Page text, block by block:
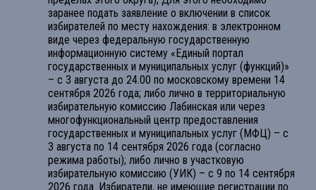
заранее подать заявление о включении в список
избирателей по месту нахождения: в электронном
виде через федеральную государственную
информационную систему «Единый портал
государственных и муниципальных услуг (функций)»
– с 3 августа до 24.00 по московскому времени 14
сентября 2026 года; либо лично в территориальную
избирательную комиссию Лабинская или через
многофункциональный центр предоставления
государственных и муниципальных услуг (МФЦ) – с
3 августа по 14 сентября 2026 года (согласно
режима работы); либо лично в участковую
избирательную комиссию (УИК) – с 9 по 14 сентября
2026 года. Избиратели, не имеющие регистрации по